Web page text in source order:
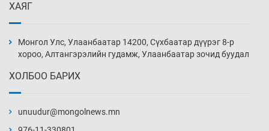
Уржигдар 13 цаг 30 мин
Уржигдар 13 цаг 00 мин
ХАЯГ
Монгол Улс, Улаанбаатар 14200, Сүхбаатар дүүрэг 8-р
хороо, Алтангэрэлийн гудамж, Улаанбаатар зочид буудал
ХОЛБОО БАРИХ
unuudur@mongolnews.mn